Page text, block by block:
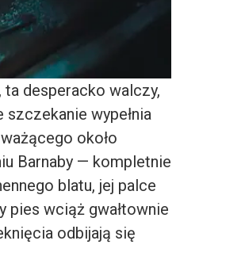
desperacko walczy,
wypełnia
około
Barnaby — kompletnie
blatu, jej palce
pies wciąż gwałtownie
odbijają się